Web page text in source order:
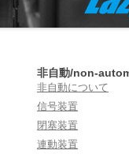
非自動/non-
非自動について
信号装置
閉塞装置
連動装置